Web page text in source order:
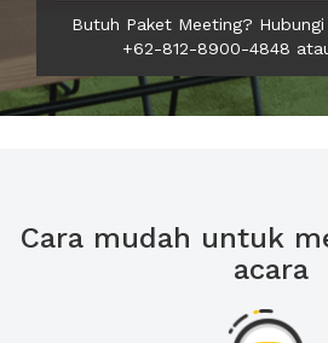
Butuh Paket Meeting?
+62-812-8900-4848
Cara mudah untuk
acara